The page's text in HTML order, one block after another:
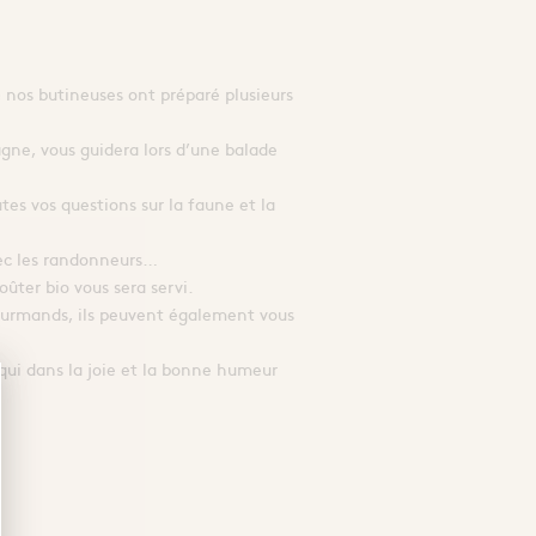
butineuses ont préparé plusieurs
vous guidera lors d’une balade
vos questions sur la faune et la
les randonneurs…
bio vous sera servi.
ils peuvent également vous
dans la joie et la bonne humeur